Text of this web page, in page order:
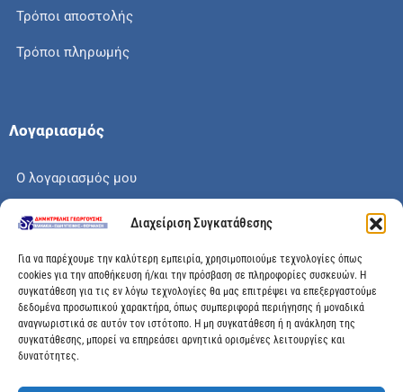
Διαχείριση Συγκατάθεσης
Για να παρέχουμε την καλύτερη εμπειρία, χρησιμοποιούμε τεχνολογίες όπως
cookies για την αποθήκευση ή/και την πρόσβαση σε πληροφορίες συσκευών. Η
συγκατάθεση για τις εν λόγω τεχνολογίες θα μας επιτρέψει να επεξεργαστούμε
δεδομένα προσωπικού χαρακτήρα, όπως συμπεριφορά περιήγησης ή μοναδικά
αναγνωριστικά σε αυτόν τον ιστότοπο. Η μη συγκατάθεση ή η ανάκληση της
συγκατάθεσης, μπορεί να επηρεάσει αρνητικά ορισμένες λειτουργίες και
δυνατότητες.
Τρόποι αποστολής
Τρόποι πληρωμής
Λογαριασμός
Ο λογαριασμός μου
Το καλάθι μου
Check out
Διεύθυνση
Μεγάλης Χώρας 89, Αγρίνιο, Τ.Κ: 30100